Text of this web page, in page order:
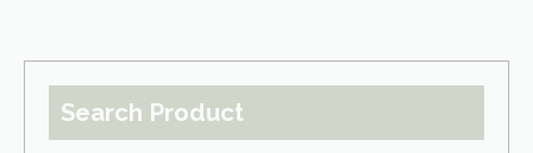
Search Product